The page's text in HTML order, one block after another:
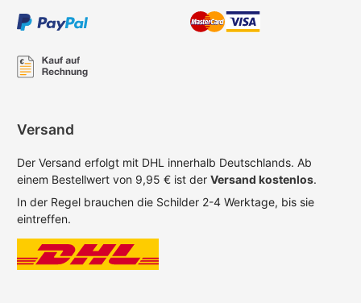
Versand
Der Versand erfolgt mit DHL innerhalb Deutschlands. Ab
einem Bestellwert von 9,95 € ist der Versand kostenlos.
In der Regel brauchen die Schilder 2-4 Werktage, bis sie
eintreffen.